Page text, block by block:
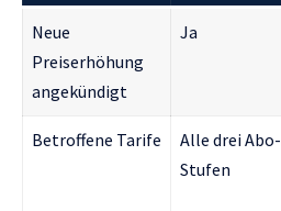
Neue
Preiserhöhung
angekündigt
Ja
Betroffene Tarife
Alle drei Abo-
Stufen